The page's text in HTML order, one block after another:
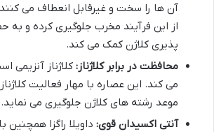
آن ها را سخت و غیرقابل انعطاف می کنند.
از این فرآیند مخرب جلوگیری کرده و
پذیری کلاژن کمک می کند.
محافظت در برابر کلاژناز: کلاژناز آنزیمی
می کند. این عصاره با مهار فعالیت
موعد رشته های کلاژن جلوگیری می نماید.
آنتی اکسیدان قوی: داویلا راگزا همچنین